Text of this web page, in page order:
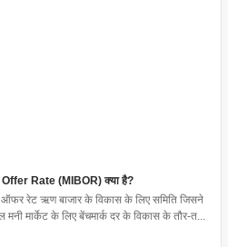
Rate (MIBOR) क्या है?
रेट ऋण बाजार के विकास के लिए समिति जिसने
मार्केट के लिए बेंचमार्क दर के विकास के तौर-त...